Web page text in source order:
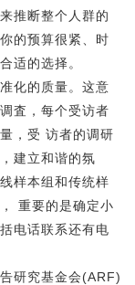
推断整个人群的
的预算很紧、时
适的选择。
化的质量。这意
査，每个受访者
，受 访者的调研
建立和谐的氛
样本组和传统样
重要的是确定小
电话联系还有电
研究基金会(ARF)